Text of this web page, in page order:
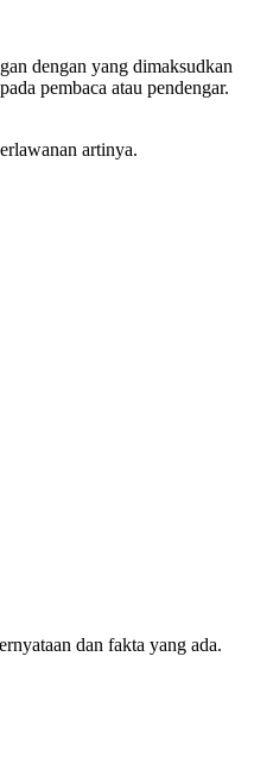
dengan yang dimaksudkan
pembaca atau pendengar.
artinya.
dan fakta yang ada.